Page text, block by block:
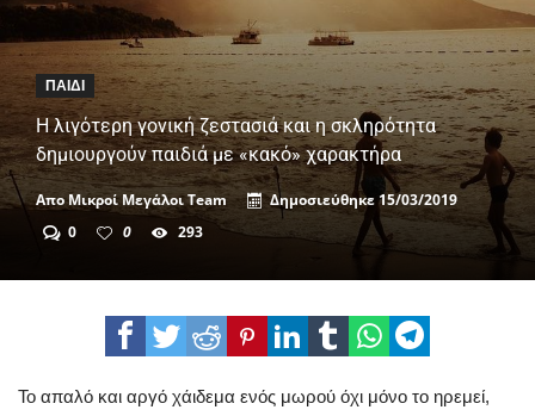
ΠΑΙΔΊ
Η λιγότερη γονική ζεστασιά και η σκληρότητα
δημιουργούν παιδιά με «κακό» χαρακτήρα
ΑποΜικροί Μεγάλοι Team Δημοσιεύθηκε15/03/2019
0
0 293
Το απαλό και αργό χάιδεμα ενός μωρού όχι μόνο το ηρεμεί,